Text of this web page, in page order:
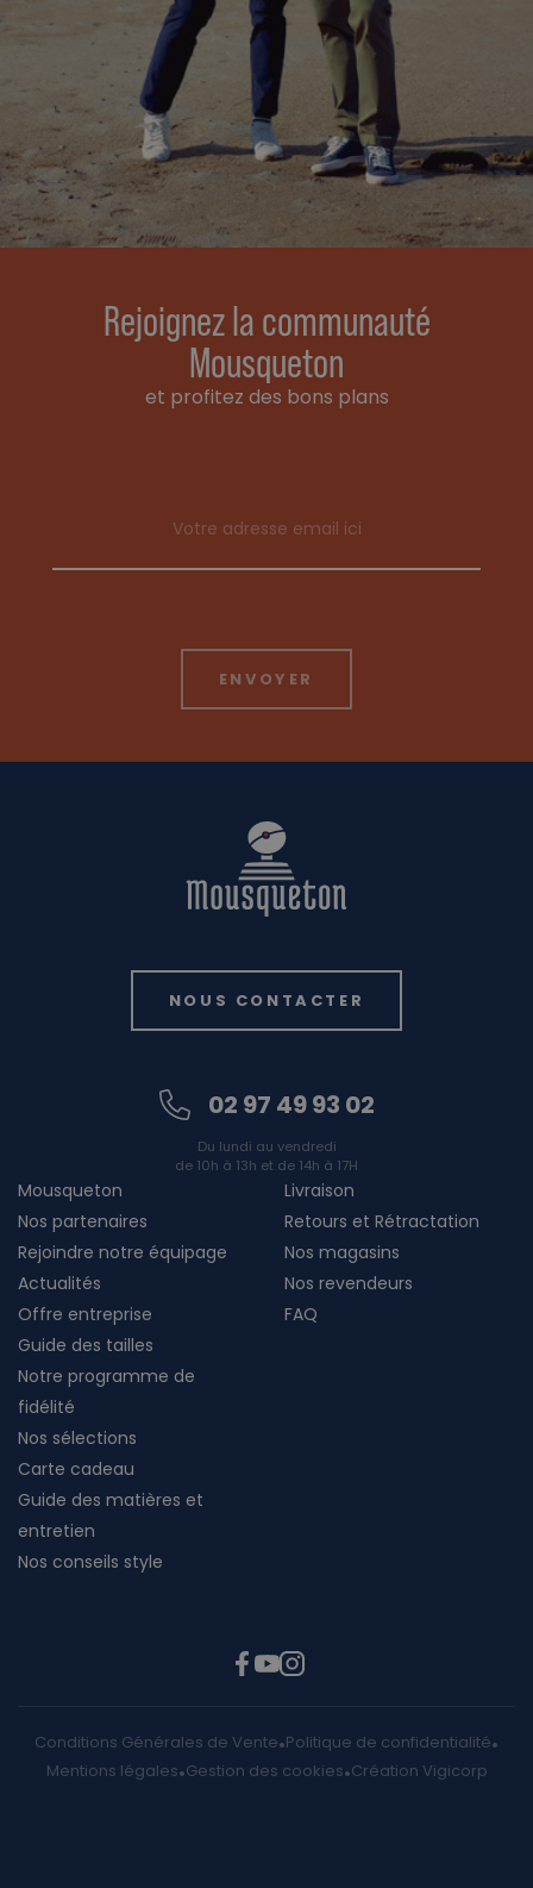
Rejoignez la communauté
Mousqueton
et profitez des bons plans
NOUS CONTACTER
02 97 49 93 02
Du lundi au vendredi
de 10h à 13h et de 14h à 17H
Mousqueton
Nos partenaires
Rejoindre notre équipage
Actualités
Offre entreprise
Livraison
Retours et Rétractation
Nos magasins
Nos revendeurs
FAQ
Guide des tailles
Notre programme de
fidélité
Nos sélections
Carte cadeau
Guide des matières et
entretien
Nos conseils style
Conditions Générales de Vente Politique de confidentialité
Mentions légales Gestion des cookies Création Vigicorp